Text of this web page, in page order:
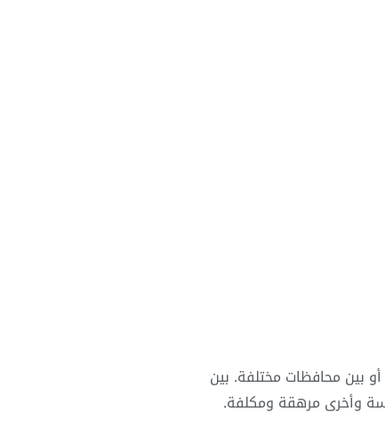
بين محافظات مختلفة. بين
وأخرى مرهقة ومكلفة.